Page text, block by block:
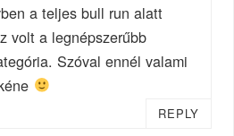
a teljes bull run alatt
volt a legnépszerűbb
Szóval ennél valami
REPLY